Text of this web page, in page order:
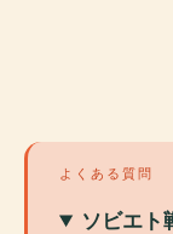
よくある質問
ソビエト